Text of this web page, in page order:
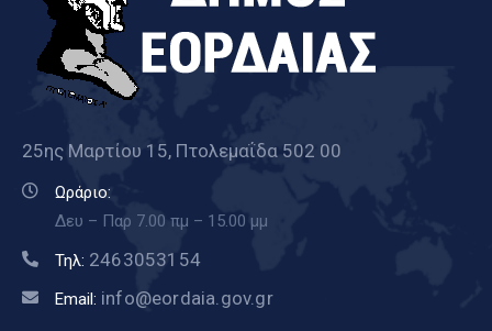
25ης Μαρτίου 15, Πτολεμαΐδα 502 00
Ωράριο:
Δευ – Παρ 7.00 πμ – 15.00 μμ
Τηλ: 2463053154
Email: info@eordaia.gov.gr